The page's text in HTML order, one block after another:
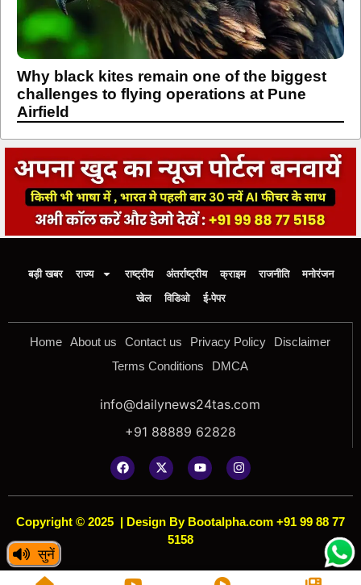
सुनें
Why black kites remain one of the biggest
challenges to flying operations at Pune
Airfield
बड़ी खबर राज्य राष्ट्रीय अंतर्राष्ट्रीय क्राइम राजनीति
मनोरंजन
खेल
विडिओ ई-पेपर
Home About us Contact us Privacy Policy
Disclaimer
Terms Conditions
DMCA
info@dailynews24tas.com
+91 88889 62828
Copyright © 2025 | Design By Bootalpha.com +91 99 88 77
5158